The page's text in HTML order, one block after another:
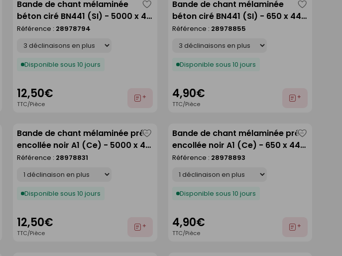
Bande de chant mélaminée
béton ciré BN441 (SI) - 5000 x 44
mm
Référence : 28978794
Disponible sous 10 jours
12,50€
TTC/Pièce
Ajouter
Enregistrer
comme
Bande de chant mélaminée
béton ciré BN441 (SI) - 650 x 44
mm
Référence : 28978855
Disponible sous 10 jours
4,90€
TTC/Pièce
Ajouter
comme
Bande de chant mélaminée pré-
encollée noir A1 (Ce) - 5000 x 44
mm
Référence : 28978831
Disponible sous 10 jours
12,50€
TTC/Pièce
Ajouter
Enregistrer
comme
Bande de chant mélaminée pré-
encollée noir A1 (Ce) - 650 x 44
mm
Référence : 28978893
Disponible sous 10 jours
4,90€
TTC/Pièce
Ajouter
comme